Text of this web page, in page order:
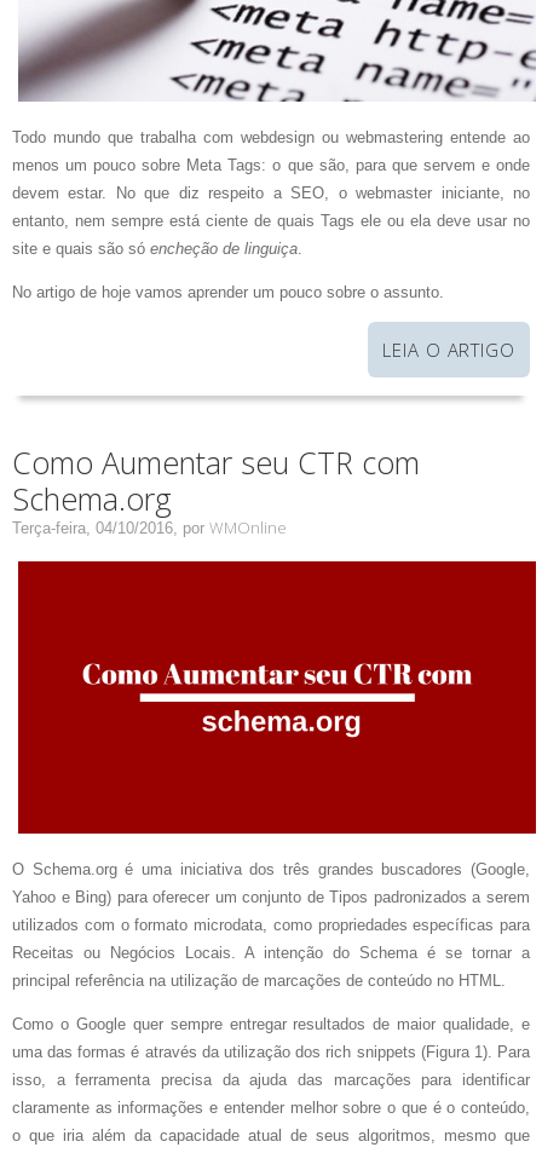
Todo mundo que trabalha com webdesign ou webmastering entende ao
menos um pouco sobre Meta Tags: o que são, para que servem e onde
devem estar. No que diz respeito a SEO, o webmaster iniciante, no
entanto, nem sempre está ciente de quais Tags ele ou ela deve usar no
site e quais são só encheção de linguiça.
No artigo de hoje vamos aprender um pouco sobre o assunto.
LEIA O ARTIGO
Como Aumentar seu CTR com
Schema.org
Terça-feira, 04/10/2016, por WMOnline
O Schema.org é uma iniciativa dos três grandes buscadores (Google,
Yahoo e Bing) para oferecer um conjunto de Tipos padronizados a serem
utilizados com o formato microdata, como propriedades específicas para
Receitas ou Negócios Locais. A intenção do Schema é se tornar a
principal referência na utilização de marcações de conteúdo no HTML.
Como o Google quer sempre entregar resultados de maior qualidade, e
uma das formas é através da utilização dos rich snippets (Figura 1). Para
isso, a ferramenta precisa da ajuda das marcações para identificar
claramente as informações e entender melhor sobre o que é o conteúdo,
o que iria além da capacidade atual de seus algoritmos, mesmo que